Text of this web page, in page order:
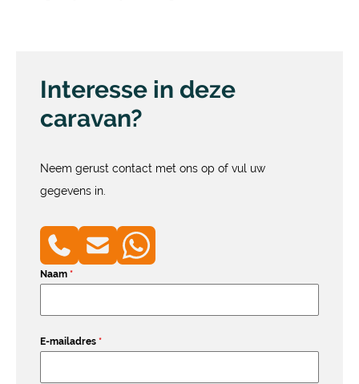
Interesse in deze
caravan?
Neem gerust contact met ons op of vul uw
gegevens in.
Naam *
E-mailadres *